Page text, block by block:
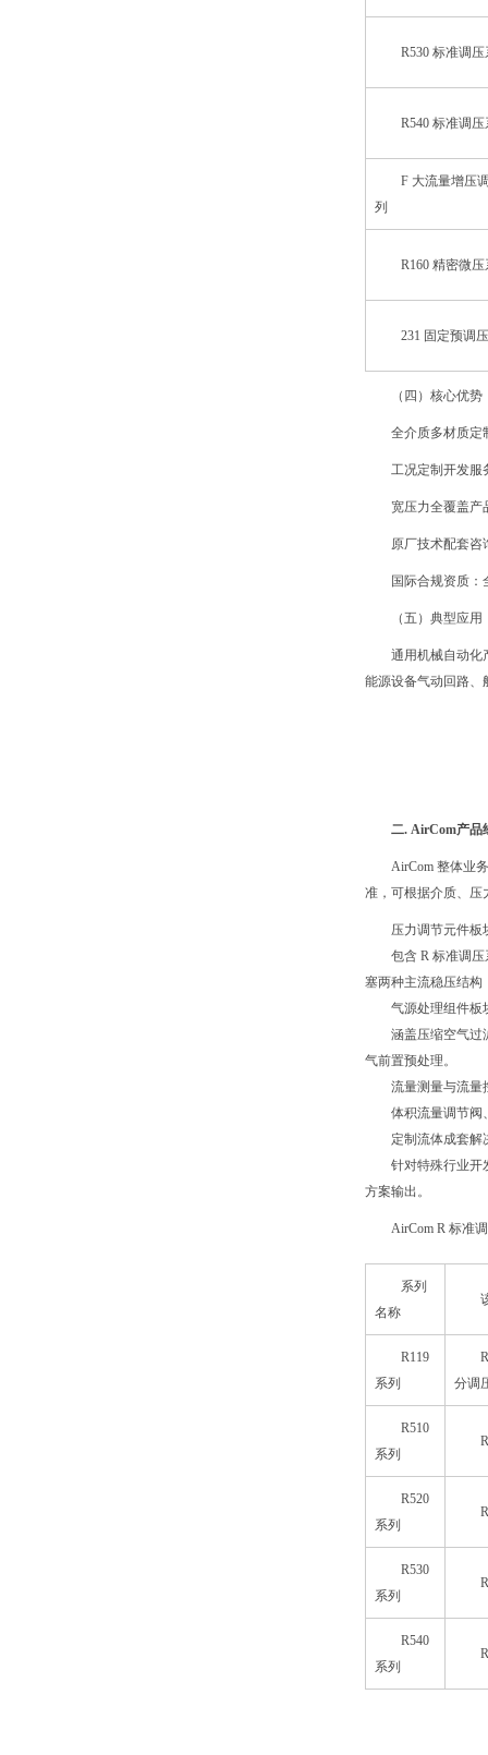
R530 标准调
R540 标准调
F 大流量增压
列
R160 精密微
231 固定预调
（四）核心优势
全介质多材质定
工况定制开发服
宽压力全覆盖产
原厂技术配套咨
国际合规资质
（五）典型应用
通用机械自动化
能源设备气动回路、
二. AirCom产品
AirCom 整体业
准，可根据介质、压
压力调节元件板
包含 R 标准调
塞两种主流稳压结构
气源处理组件板
涵盖压缩空气过
气前置预处理。
流量测量与流量
体积流量调节阀
定制流体成套解
针对特殊行业开
方案输出。
AirCom R 标准
系列
名称
R119
系列
分调
R510
系列
R520
系列
R530
系列
R540
系列